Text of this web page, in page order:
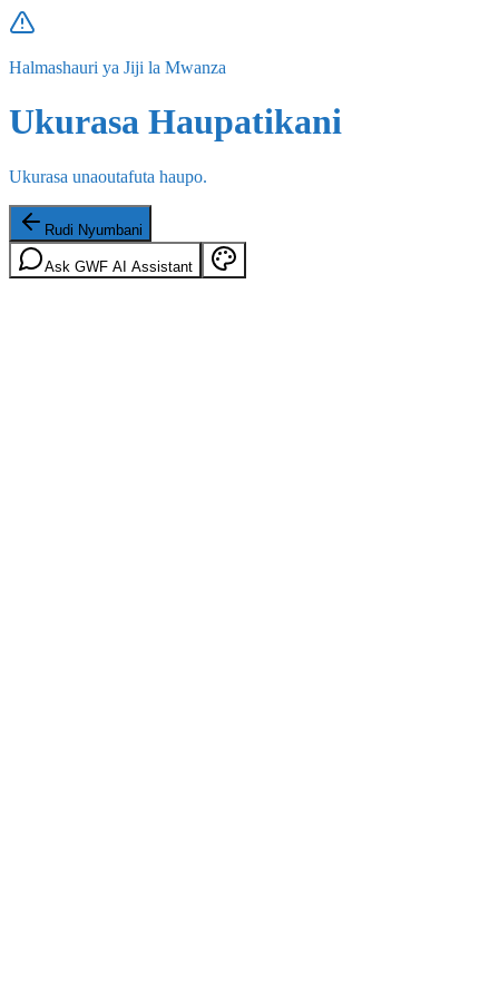
Halmashauri ya Jiji la Mwanza
Ukurasa Haupatikani
Ukurasa unaoutafuta haupo.
Rudi Nyumbani
Ask GWF AI Assistant